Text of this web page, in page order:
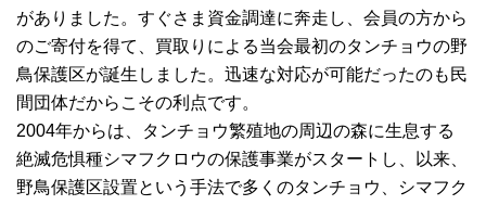
がありました。すぐさま資金調達に奔走し、会員の方から
のご寄付を得て、買取りによる当会最初のタンチョウの野
鳥保護区が誕生しました。迅速な対応が可能だったのも民
間団体だからこその利点です。
2004年からは、タンチョウ繁殖地の周辺の森に生息する
絶滅危惧種シマフクロウの保護事業がスタートし、以来、
野鳥保護区設置という手法で多くのタンチョウ、シマフク